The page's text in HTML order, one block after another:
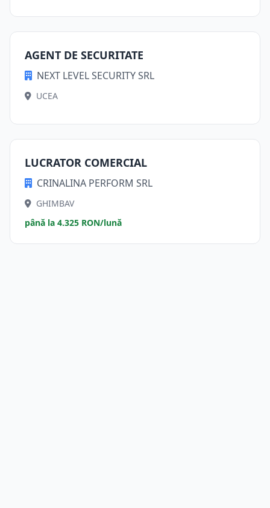
AGENT DE SECURITATE
NEXT LEVEL SECURITY SRL
UCEA
LUCRATOR COMERCIAL
CRINALINA PERFORM SRL
GHIMBAV
până la 4.325 RON/lună